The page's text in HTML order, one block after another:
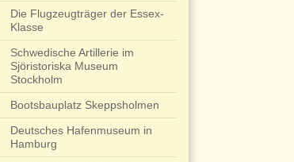
Die Flugzeugträger der Essex-
Klasse
Schwedische Artillerie im
Sjöristoriska Museum
Stockholm
Bootsbauplatz Skeppsholmen
Deutsches Hafenmuseum in
Hamburg